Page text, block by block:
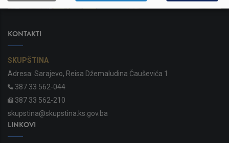
KONTAKTI
SKUPŠTINA
Adresa: Sarajevo, Reisa Džemaludina Čauševića 1
387 33 562-044
387 33 562-210
skupstina@skupstina.ks.gov.ba
LINKOVI